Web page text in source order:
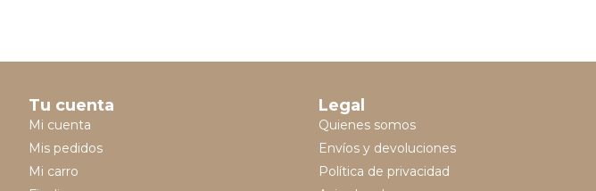
Tu cuenta
Mi cuenta
Mis pedidos
Mi carro
Legal
Quienes somos
Envíos y devoluciones
Política de privacidad